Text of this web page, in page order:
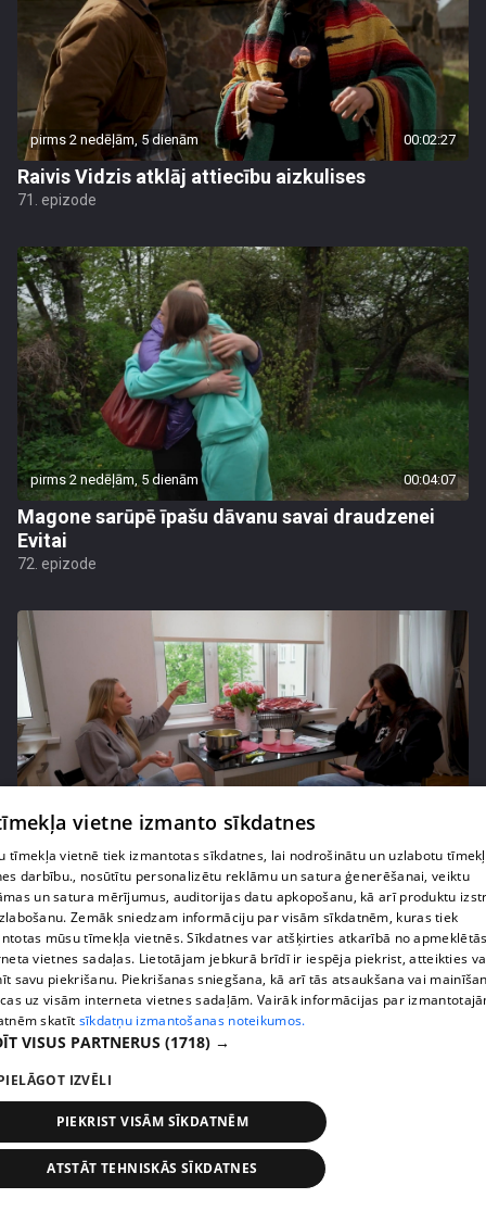
pirms 2 nedēļām, 5 dienām 00:02:27
Raivis Vidzis atklāj attiecību aizkulises
71. epizode
pirms 2 nedēļām, 5 dienām 00:04:07
Magone sarūpē īpašu dāvanu savai draudzenei
Evitai
72. epizode
Lukērijas Kambalas lielā iespēja "Victoria's
Secret" atlasē atduras pret finansiāliem
sarežģījumiem
71. epizode
vietne izmanto sīkdatnes
tīmekļa vietnē tiek izmantotas sīkdatnes, lai nodrošinātu un uzlabotu
darbību., nosūtītu personalizētu reklāmu un satura ģenerēšanai, veiktu
un satura mērījumus, auditorijas datu apkopošanu, kā arī produktu
Zemāk sniedzam informāciju par visām sīkdatnēm, kuras tiek
mūsu tīmekļa vietnēs. Sīkdatnes var atšķirties atkarībā no
vietnes sadaļas. Lietotājam jebkurā brīdī ir iespēja piekrist, atteikties
savu piekrišanu. Piekrišanas sniegšana, kā arī tās atsaukšana vai
uz visām interneta vietnes sadaļām. Vairāk informācijas par
skatīt sīkdatņu izmantošanas noteikumos.
VISUS PARTNERUS (1718) →
IZVĒLI
PIEKRIST VISĀM SĪKDATNĒM
ATSTĀT TEHNISKĀS SĪKDATNES